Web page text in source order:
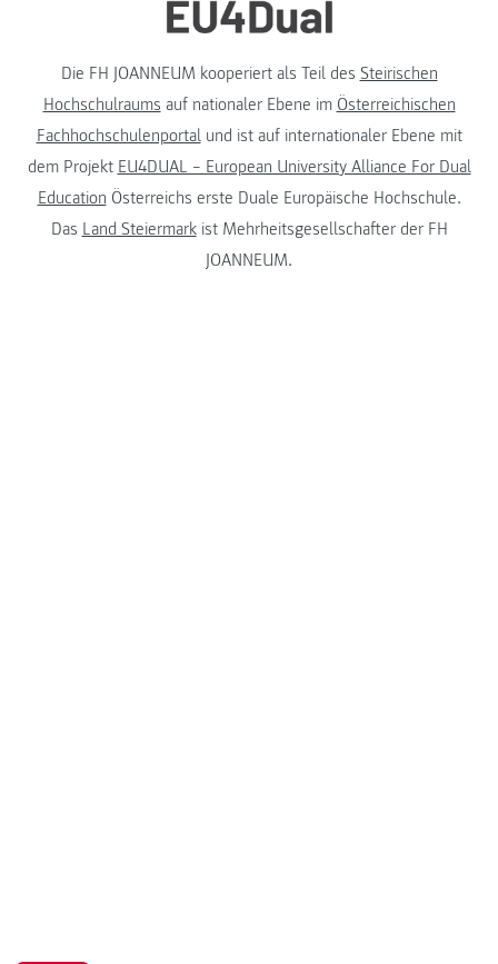
Die FH JOANNEUM kooperiert als Teil des Steirischen
Hochschulraums auf nationaler Ebene im Österreichischen
Fachhochschulenportalund ist auf internationaler Ebene mit
dem Projekt EU4DUAL – European University Alliance For Dual
Education Österreichs erste Duale Europäische Hochschule.
Das Land Steiermarkist Mehrheitsgesellschafter der FH
JOANNEUM.